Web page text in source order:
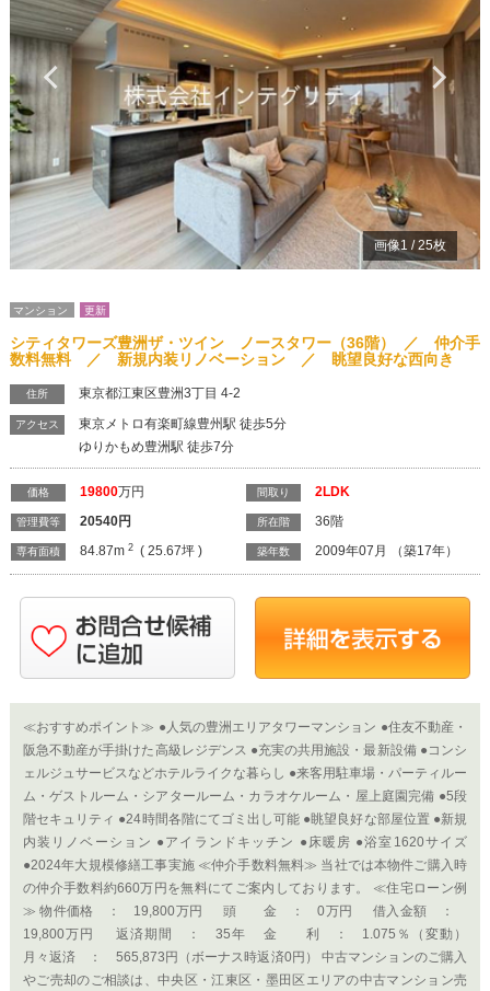
Previous
画像1 /25枚
マンション 更新
シティタワーズ豊洲ザ・ツイン ノースタワー（36階） ／ 仲介手
数料無料 ／ 新規内装リノベーション ／ 眺望良好な西向き
住所 東京都江東区豊洲3丁目 4-2
アクセス
東京メトロ有楽町線豊州駅 徒歩5分
ゆりかもめ豊洲駅 徒歩7分
価格 19800万円
管理費等 20540円
専有面積 84.87m2 ( 25.67坪 )
間取り 2LDK
所在階 36階
築年数 2009年07月 （築17年）
≪おすすめポイント≫ ●人気の豊洲エリアタワーマンション ●住友不動産・
阪急不動産が手掛けた高級レジデンス ●充実の共用施設・最新設備 ●コンシ
ェルジュサービスなどホテルライクな暮らし ●来客用駐車場・パーティルー
ム・ゲストルーム・シアタールーム・カラオケルーム・屋上庭園完備 ●5段
階セキュリティ ●24時間各階にてゴミ出し可能 ●眺望良好な部屋位置 ●新規
内装リノベーション ●アイランドキッチン ●床暖房 ●浴室1620サイズ
●2024年大規模修繕工事実施 ≪仲介手数料無料≫ 当社では本物件ご購入時
の仲介手数料約660万円を無料にてご案内しております。 ≪住宅ローン例
≫ 物件価格 ： 19,800万円 頭 金 ： 0万円 借入金額 ：
19,800万円 返済期間 ： 35年 金 利 ： 1.075％（変動）
月々返済 ： 565,873円（ボーナス時返済0円） 中古マンションのご購入
やご売却のご相談は、中央区・江東区・墨田区エリアの中古マンション売